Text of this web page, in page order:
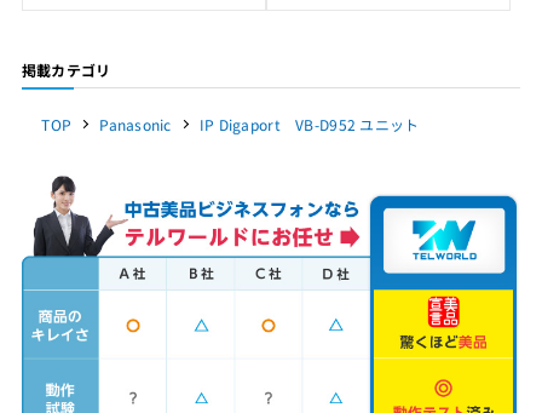
掲載カテゴリ
TOP Panasonic IP Digaport VB-D952 ユニット